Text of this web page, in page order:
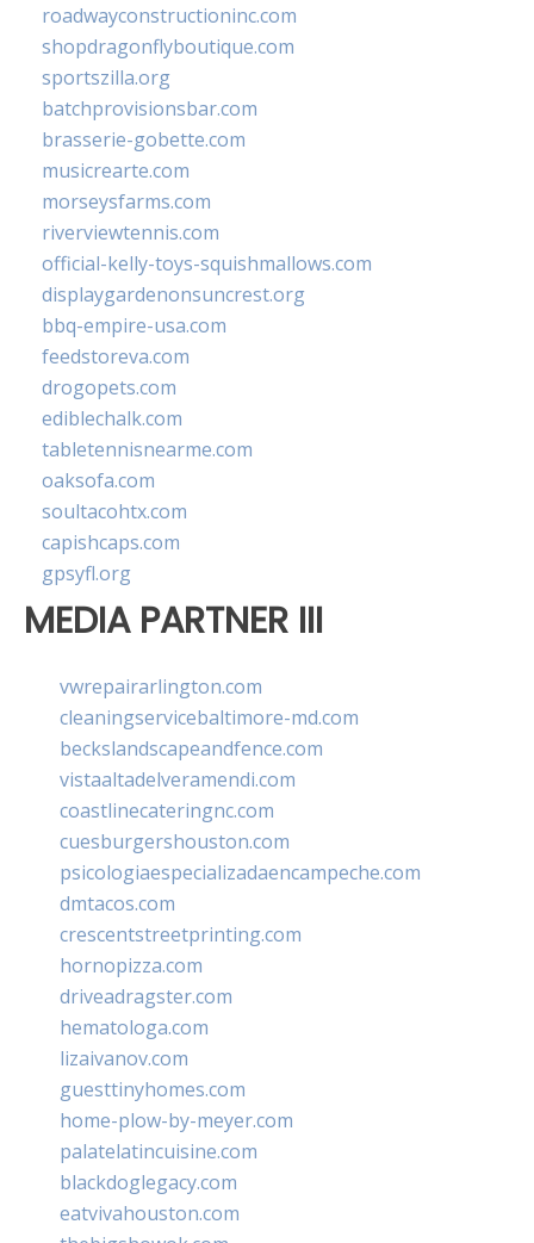
roadwayconstructioninc.com
shopdragonflyboutique.com
sportszilla.org
batchprovisionsbar.com
brasserie-gobette.com
musicrearte.com
morseysfarms.com
riverviewtennis.com
official-kelly-toys-squishmallows.com
displaygardenonsuncrest.org
bbq-empire-usa.com
feedstoreva.com
drogopets.com
ediblechalk.com
tabletennisnearme.com
oaksofa.com
soultacohtx.com
capishcaps.com
gpsyfl.org
MEDIA PARTNER III
vwrepairarlington.com
cleaningservicebaltimore-md.com
beckslandscapeandfence.com
vistaaltadelveramendi.com
coastlinecateringnc.com
cuesburgershouston.com
psicologiaespecializadaencampeche.com
dmtacos.com
crescentstreetprinting.com
hornopizza.com
driveadragster.com
hematologa.com
lizaivanov.com
guesttinyhomes.com
home-plow-by-meyer.com
palatelatincuisine.com
blackdoglegacy.com
eatvivahouston.com